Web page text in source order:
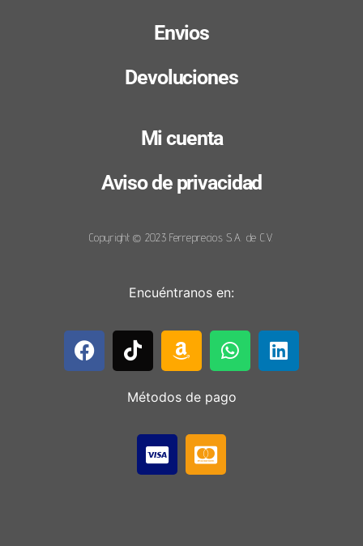
Envios
Devoluciones
Mi cuenta
Aviso de privacidad
Copyright © 2023 Ferreprecios S.A. de C.V.
Encuéntranos en:
Métodos de pago